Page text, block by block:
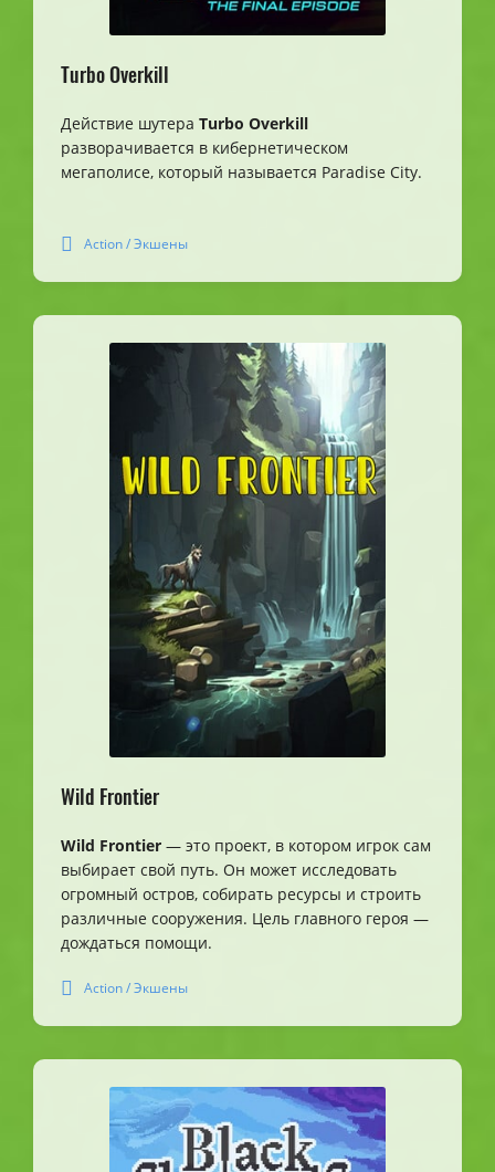
Turbo Overkill
Действие шутера Turbo Overkill
разворачивается в кибернетическом
мегаполисе, который называется Paradise City.
Action / Экшены
Wild Frontier
Wild Frontier — это проект, в котором игрок сам
выбирает свой путь. Он может исследовать
огромный остров, собирать ресурсы и строить
различные сооружения. Цель главного героя —
дождаться помощи.
Action / Экшены